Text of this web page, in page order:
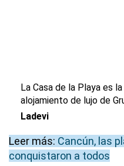
La Casa de la Playa es
alojamiento de lujo de
Ladevi
Leer más: Cancún, las
conquistaron a todos